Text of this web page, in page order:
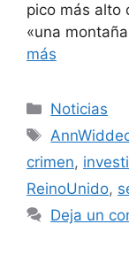
pico más alto
«una
más
Categorías
Noticias
Etiquetas
crimen,
ReinoUnido,
Deja un